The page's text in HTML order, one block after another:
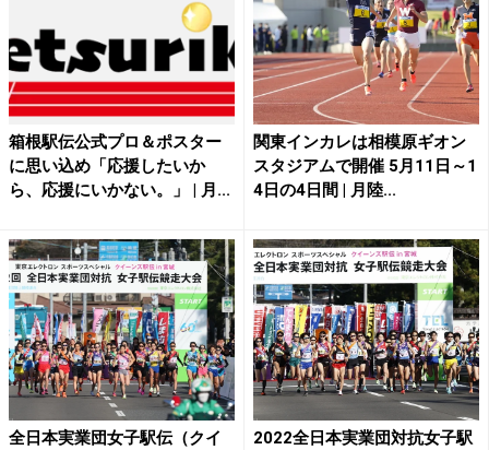
箱根駅伝公式プロ＆ポスター
に思い込め「応援したいか
ら、応援にいかない。」 | 月...
関東インカレは相模原ギオン
スタジアムで開催 5月11日～1
4日の4日間 | 月陸...
全日本実業団女子駅伝（クイ
2022全日本実業団対抗女子駅